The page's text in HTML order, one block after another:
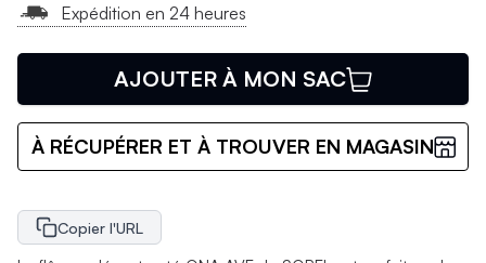
Expédition en 24 heures
AJOUTER À MON SAC
À RÉCUPÉRER ET À TROUVER EN MAGASIN
Copier l'URL